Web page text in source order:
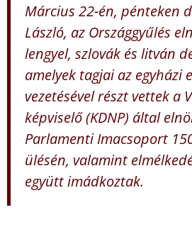
Március 22-én, pénteken
László, az Országgyűlés
lengyel, szlovák és litván
amelyek tagjai az egyházi
vezetésével részt vettek a
képviselő (KDNP) által
Parlamenti Imacsoport
ülésén, valamint
együtt imádkoztak.